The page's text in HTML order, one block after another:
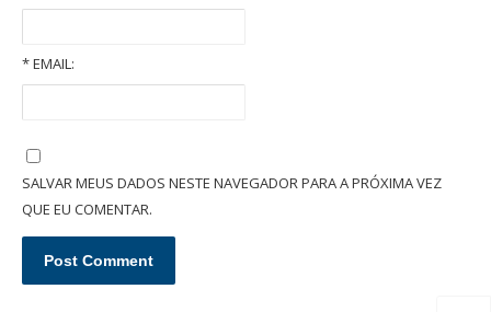
*EMAIL:
SALVAR MEUS DADOS NESTE NAVEGADOR PARA A PRÓXIMA VEZ
QUE EU COMENTAR.